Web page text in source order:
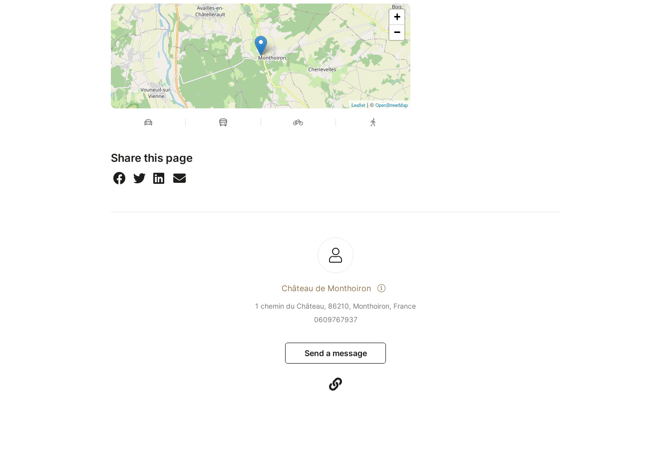
+
−
Leaflet | © OpenStreetMap
Share this page
Château de Monthoiron
1 chemin du Château, 86210, Monthoiron, France
0609767937
Send a message